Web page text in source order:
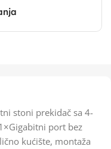
stoni prekidač sa 4-
port bez
kućište, montaža